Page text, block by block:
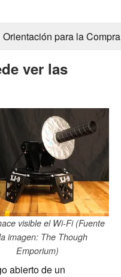
Orientación para la Compra
ver las
visible el Wi-Fi (Fuente
imagen: The Though
Emporium)
abierto de un